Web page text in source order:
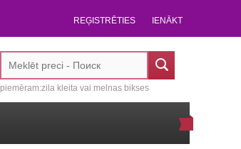
REĢISTRĒTIES IENĀKT
piemēram:zila kleita vai melnas bikses